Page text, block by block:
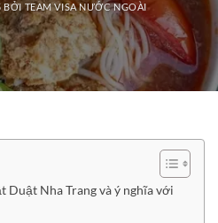
BỞITEAM VISA NƯỚC NGOÀI
Duật Nha Trang và ý nghĩa với